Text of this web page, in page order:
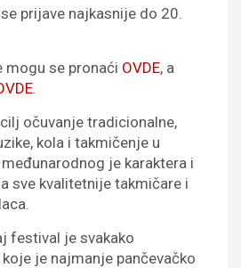
prijave najkasnije do 20.
mogu se pronaći OVDE, a
.
očuvanje tradicionalne,
kola i takmičenje u
je karaktera i
sve kvalitetnije takmičare i
festival je svakako
je najmanje pančevačko